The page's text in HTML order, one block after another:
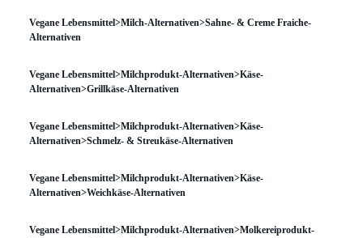
Vegane Lebensmittel>Milch-Alternativen>Sahne- & Creme Fraiche-
Alternativen
Vegane Lebensmittel>Milchprodukt-Alternativen>Käse-
Alternativen>Grillkäse-Alternativen
Vegane Lebensmittel>Milchprodukt-Alternativen>Käse-
Alternativen>Schmelz- & Streukäse-Alternativen
Vegane Lebensmittel>Milchprodukt-Alternativen>Käse-
Alternativen>Weichkäse-Alternativen
Vegane Lebensmittel>Milchprodukt-Alternativen>Molkereiprodukt-